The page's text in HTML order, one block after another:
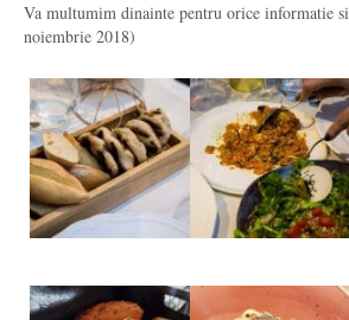
Va multumim dinainte pentru orice informatie
noiembrie 2018)